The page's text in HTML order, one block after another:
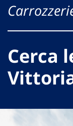
Cerca